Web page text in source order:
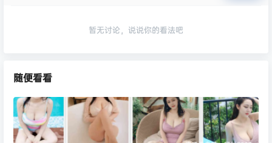
暂无讨论，说说你的看法吧
随便看看